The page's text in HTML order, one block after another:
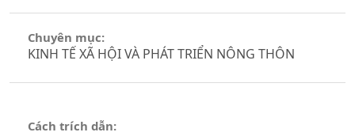
Chuyên mục:
KINH TẾ XÃ HỘI VÀ PHÁT TRIỂN NÔNG THÔN
Cách trích dẫn: